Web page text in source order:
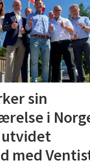
sin
i
med